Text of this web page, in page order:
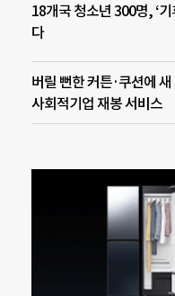
18개국 청소년 300명, ‘
다
버릴 뻔한 커튼·쿠션에
사회적기업 재봉 서비스